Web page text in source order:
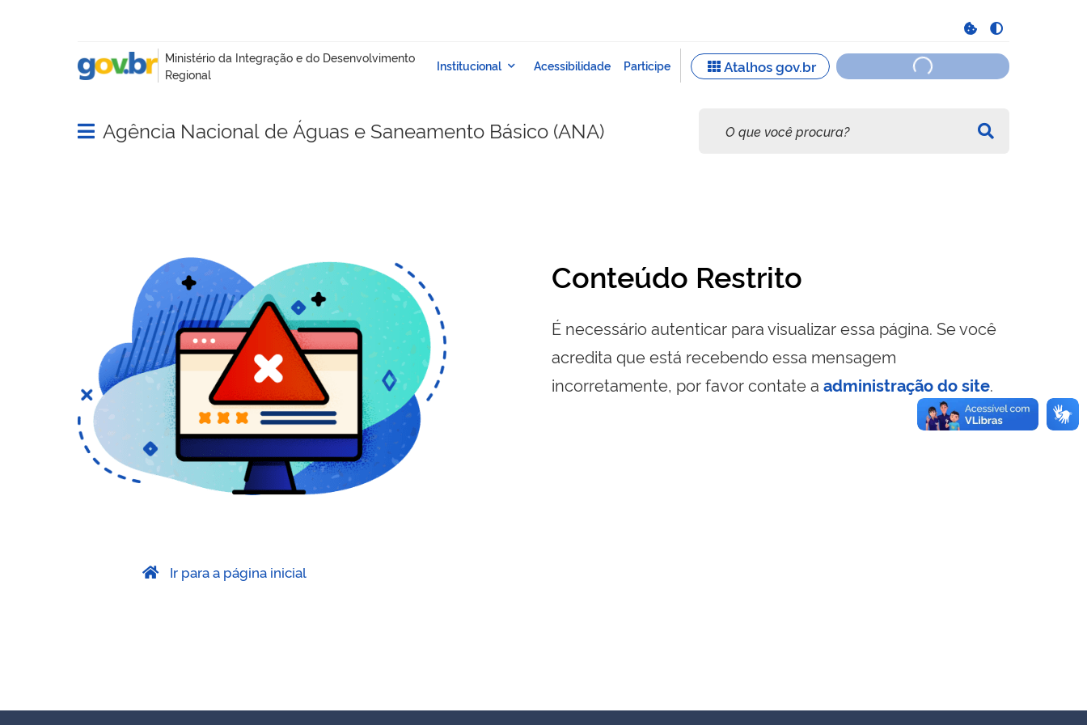
Abrir menu principal de navegação
Agência Nacional de Águas e Saneamento Básico (ANA)
Conteúdo Restrito
É necessário autenticar para visualizar essa página. Se você
acredita que está recebendo essa mensagem
incorretamente, por favor contate a administração do site.
Ir para a página inicial